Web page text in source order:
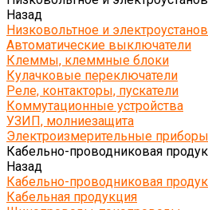
Назад
Низковольтное и
Автоматические выключатели
Клеммы, клеммные блоки
Кулачковые переключатели
Реле, контакторы, пускатели
Коммутационные устройства
УЗИП, молниезащита
Электроизмерительные приборы
Кабельно-проводниковая
Назад
Кабельно-проводниковая
Кабельная продукция